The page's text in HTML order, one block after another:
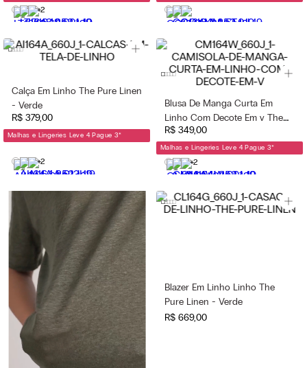
+2
Calça Em Linho The Pure Linen
- Verde
R$ 379,00
Malhas e Lingeries Leve 4 Pague 3*
+2
Blusa De Manga Curta Em
Linho Com Decote Em v The
Pure Linen - Verde
R$ 349,00
Malhas e Lingeries Leve 4 Pague 3*
+2
Blazer Em Linho Linho The
Pure Linen - Verde
R$ 669,00